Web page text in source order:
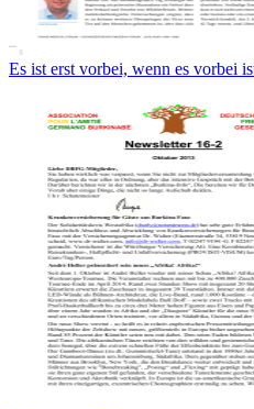
Es ist erst vorbei, wenn es vorbei